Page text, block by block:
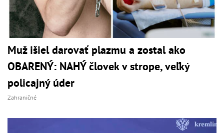
Muž išiel darovať plazmu a zostal ako
OBARENÝ: NAHÝ človek v strope, veľký
policajný úder
Zahraničné